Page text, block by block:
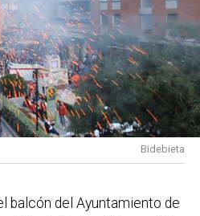
Bidebieta
balcón del Ayuntamiento de